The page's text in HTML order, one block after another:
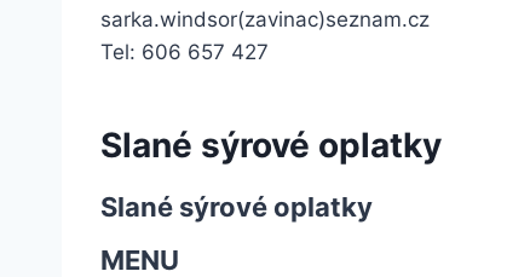
sarka.windsor(zavinac)seznam.cz
Tel: 606 657 427
Slané sýrové oplatky
Slané sýrové oplatky
MENU